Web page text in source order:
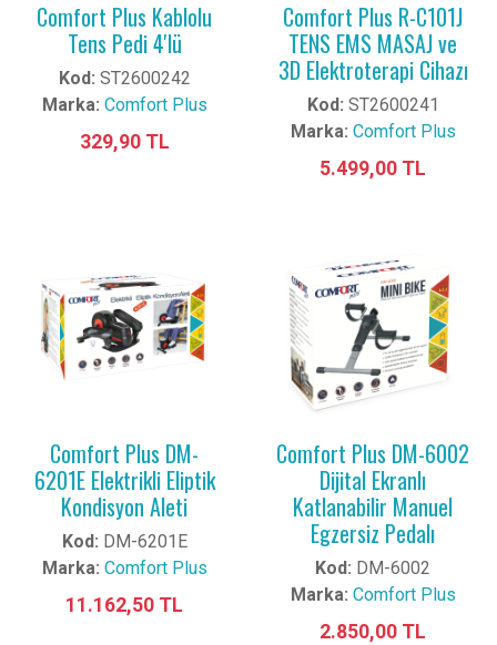
Comfort Plus Kablolu
Tens Pedi 4'lü
Kod: ST2600242
Marka: Comfort Plus
329,90 TL
Comfort Plus R-C101J
TENS EMS MASAJ ve
3D Elektroterapi Cihazı
Kod: ST2600241
Marka: Comfort Plus
5.499,00 TL
Comfort Plus DM-
6201E Elektrikli Eliptik
Kondisyon Aleti
Kod: DM-6201E
Marka: Comfort Plus
11.162,50 TL
Comfort Plus DM-6002
Dijital Ekranlı
Katlanabilir Manuel
Egzersiz Pedalı
Kod: DM-6002
Marka: Comfort Plus
2.850,00 TL